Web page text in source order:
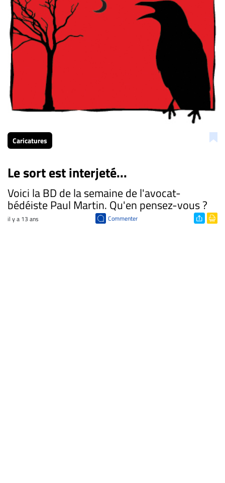
Caricatures
Le sort est interjeté...
Voici la BD de la semaine de l'avocat-
bédéiste Paul Martin. Qu'en pensez-vous ?
il y a 13 ans Commenter